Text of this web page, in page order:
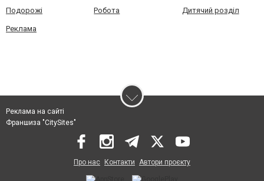
Подорожі Робота Дитячий розділ
Реклама
Реклама на сайті
Франшиза "CitySites"
Про нас Контакти Автори проєкту